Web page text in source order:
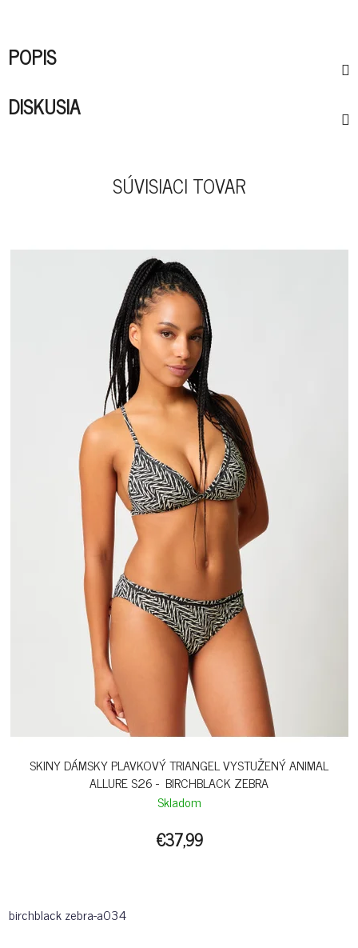
POPIS
DISKUSIA
SÚVISIACI TOVAR
SKINY DÁMSKY PLAVKOVÝ TRIANGEL VYSTUŽENÝ ANIMAL
ALLURE S26 - BIRCHBLACK ZEBRA
Skladom
€37,99
birchblack zebra-a034